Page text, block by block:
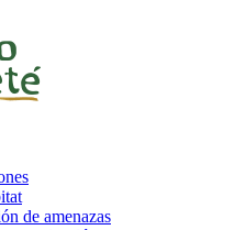
de amenazas